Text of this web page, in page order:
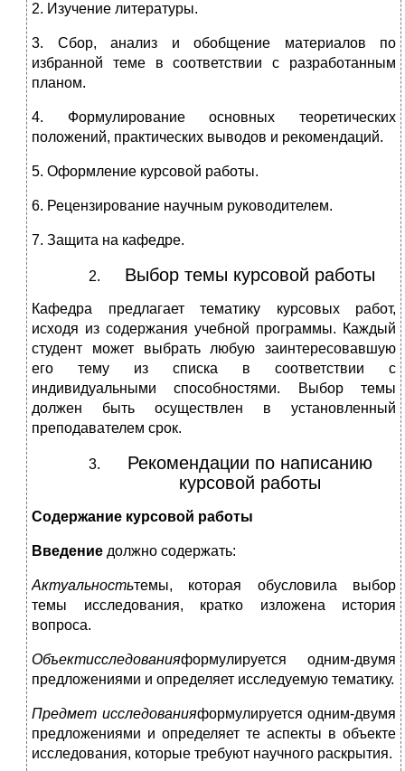
2. Изучение литературы.
3. Сбор, анализ и обобщение материалов по
избранной теме в соответствии с разработанным
планом.
4. Формулирование основных теоретических
положений, практических выводов и рекомендаций.
5. Оформление курсовой работы.
6. Рецензирование научным руководителем.
7. Защита на кафедре.
Выбор темы курсовой работы
Кафедра предлагает тематику курсовых работ,
исходя из содержания учебной программы. Каждый
студент может выбрать любую заинтересовавшую
его тему из списка в соответствии с
индивидуальными способностями. Выбор темы
должен быть осуществлен в установленный
преподавателем срок.
Рекомендации по написанию
курсовой работы
Содержание курсовой работы
Введение должно содержать:
Актуальностьтемы, которая обусловила выбор
темы исследования, кратко изложена история
вопроса.
Объектисследованияформулируется одним-двумя
предложениями и определяет исследуемую тематику.
Предмет исследованияформулируется одним-двумя
предложениями и определяет те аспекты в объекте
исследования, которые требуют научного раскрытия.